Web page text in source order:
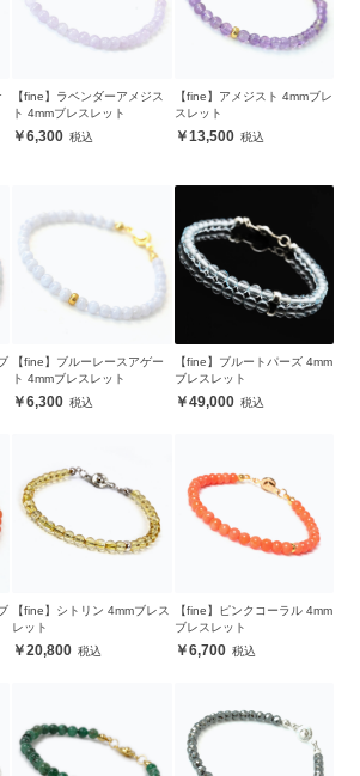
【fine】ラベンダーアメジス
ト 4mmブレスレット
6,300
【fine】アメジスト 4mmブレ
スレット
13,500
【fine】ブルーレースアゲー
ト 4mmブレスレット
6,300
【fine】ブルートパーズ 4mm
ブレスレット
49,000
【fine】シトリン 4mmブレス
レット
20,800
【fine】ピンクコーラル 4mm
ブレスレット
6,700